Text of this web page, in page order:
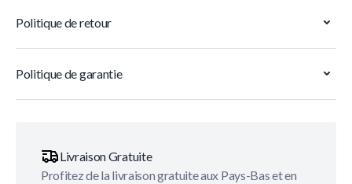
Politique de retour
Politique de garantie
Livraison Gratuite
Profitez de la livraison gratuite aux Pays-Bas et en